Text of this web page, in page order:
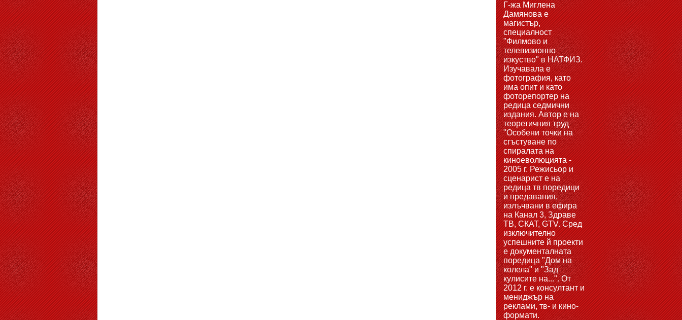
Г-жа Миглена
Дамянова е
магистър,
специалност
"Филмово и
телевизионно
изкуство" в НАТФИЗ.
Изучавала е
фотография, като
има опит и като
фоторепортер на
редица седмични
издания. Автор е на
теоретичния труд
"Особени точки на
сгъстуване по
спиралата на
киноеволюцията -
2005 г. Режисьор и
сценарист е на
редица тв поредици
и предавания,
излъчвани в ефира
на Канал 3, Здраве
ТВ, СКАТ, GTV. Сред
изключително
успешните й проекти
е документалната
поредица "Дом на
колела" и "Зад
кулисите на...". От
2012 г. е консултант и
мениджър на
реклами, тв- и кино-
формати.